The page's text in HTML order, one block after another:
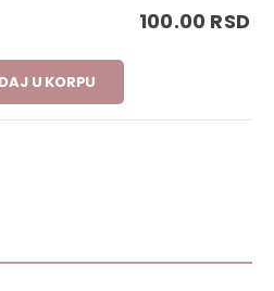
100.00 RSD
U KORPU